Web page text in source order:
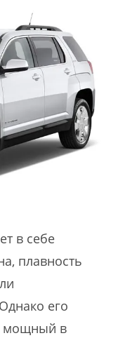
в себе
плавность
его
мощный в